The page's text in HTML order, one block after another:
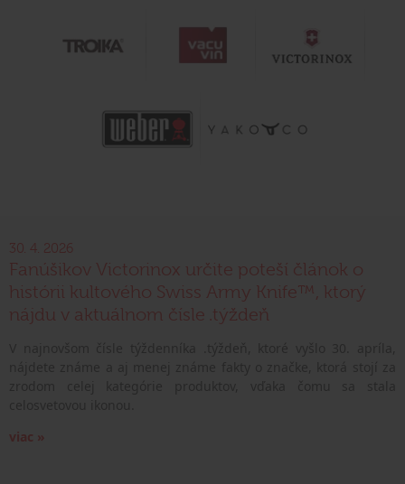
30. 4. 2026
Fanúšikov Victorinox určite poteší článok o
histórii kultového Swiss Army Knife™, ktorý
nájdu v aktuálnom čísle .týždeň
viac »